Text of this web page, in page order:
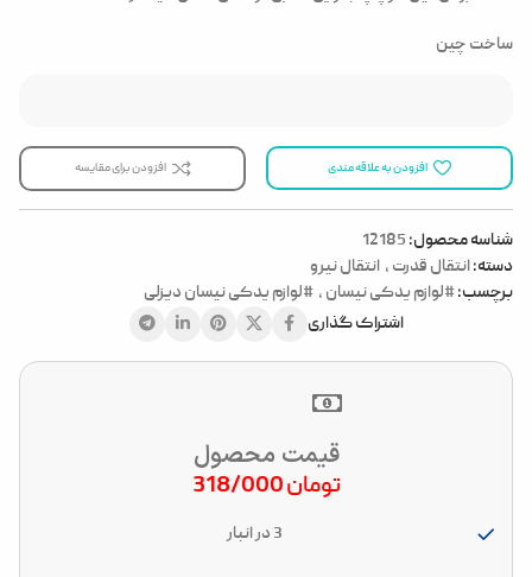
ساخت چین
افزودن به علاقه مندی افزودن برای مقایسه
شناسه محصول:12185
دسته:انتقال قدرت , انتقال نیرو
برچسب:#لوازم یدکی نیسان , #لوازم یدکی نیسان دیزلی
اشتراک گذاری
قیمت محصول
تومان
3 در انبار